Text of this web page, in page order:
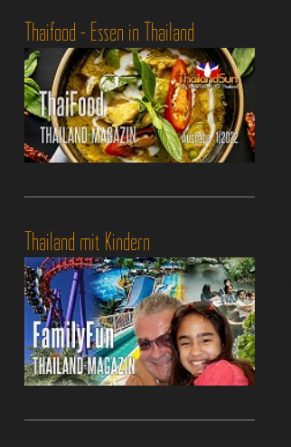
Thaifood - Essen in Thailand
Thailand mit Kindern